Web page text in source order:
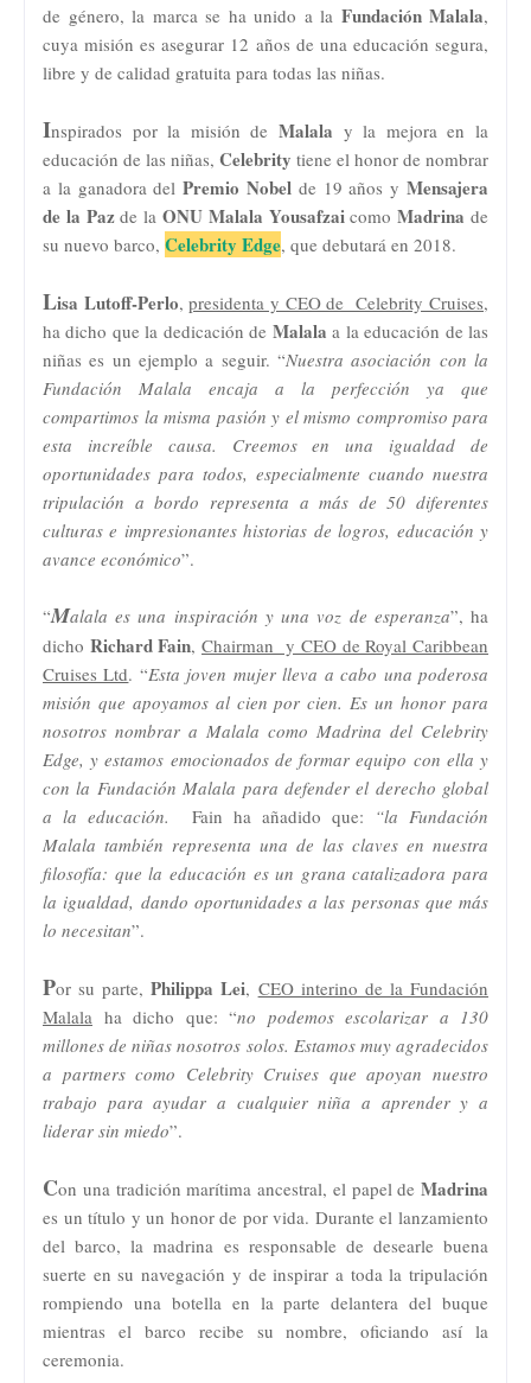
de género, la marca se ha unido a la Fundación Malala,
cuya misión es asegurar 12 años de una educación segura,
libre y de calidad gratuita para todas las niñas.
Inspirados por la misión de Malala y la mejora en la
educación de las niñas, Celebrity tiene el honor de nombrar
a la ganadora delPremio Nobel de 19 años yMensajera
de la Pazde laONU Malala Yousafzai comoMadrinade
su nuevo barco, Celebrity Edge, que debutará en 2018.
Lisa Lutoff-Perlo,presidenta y CEO de Celebrity Cruises,
ha dicho que la dedicación de Malala a la educación de las
niñas es un ejemplo a seguir. “Nuestra asociación con la
Fundación Malala encaja a la perfección ya que
compartimos la misma pasión y el mismo compromiso para
esta increíble causa. Creemos en una igualdad de
oportunidades para todos, especialmente cuando nuestra
tripulación a bordo representa a más de 50 diferentes
culturas e impresionantes historias de logros, educación y
avance económico”.
“Malala es una inspiración y una voz de esperanza”, ha
dicho Richard Fain,Chairman y CEO de Royal Caribbean
Cruises Ltd. “Esta joven mujer lleva a cabo una poderosa
misión que apoyamos al cien por cien. Es un honor para
nosotros nombrar a Malala como Madrina del Celebrity
Edge, y estamos emocionados de formar equipo con ella y
con la Fundación Malala para defender el derecho global
a la educación. Fain ha añadido que: “la Fundación
Malala también representa una de las claves en nuestra
filosofía: que la educación es un grana catalizadora para
la igualdad, dando oportunidades a las personas que más
lo necesitan”.
Por su parte,Philippa Lei, CEO interino de la Fundación
Malala ha dicho que: “no podemos escolarizar a 130
millones de niñas nosotros solos. Estamos muy agradecidos
a partners como Celebrity Cruises que apoyan nuestro
trabajo para ayudar a cualquier niña a aprender y a
liderar sin miedo”.
Con una tradición marítima ancestral, el papel de Madrina
es un título y un honor de por vida. Durante el lanzamiento
del barco, la madrina es responsable de desearle buena
suerte en su navegación y de inspirar a toda la tripulación
rompiendo una botella en la parte delantera del buque
mientras el barco recibe su nombre, oficiando así la
ceremonia.